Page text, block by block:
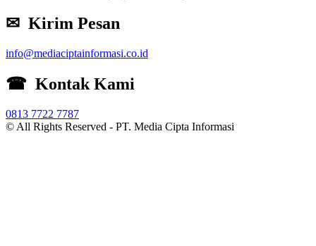
✉ Kirim Pesan
info@mediaciptainformasi.co.id
☎ Kontak Kami
0813 7722 7787
© All Rights Reserved - PT. Media Cipta Informasi